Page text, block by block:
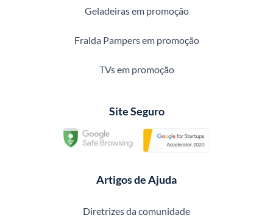
Geladeiras em promoção
Fralda Pampers em promoção
TVs em promoção
Site Seguro
Artigos de Ajuda
Diretrizes da comunidade